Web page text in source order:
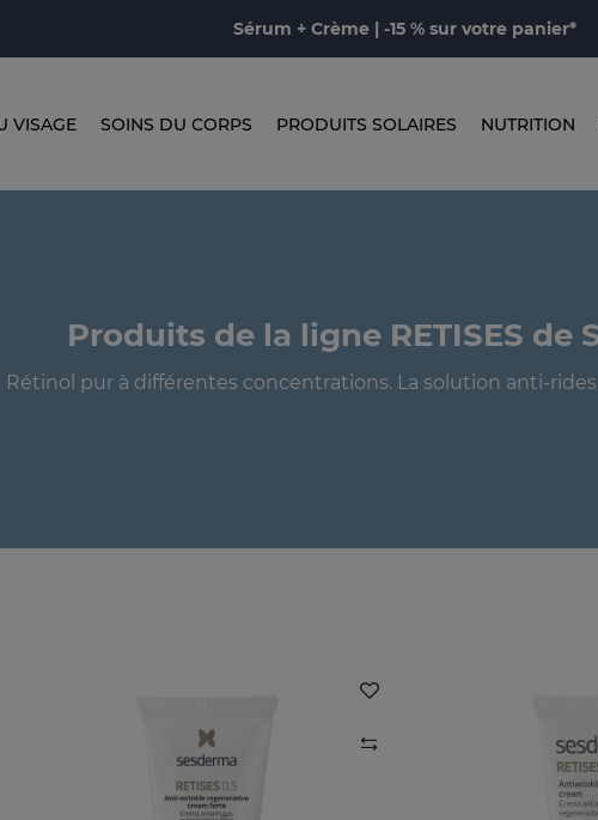
Sérum + Crème | -15 % sur votre panier*
VISAGE SOINS DU CORPS PRODUITS SOLAIRES NUTRITION
Produits de la ligne RETISES de
Rétinol pur à différentes concentrations. La solution anti-